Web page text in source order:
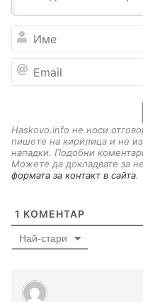
Haskovo.info не носи
пишете на кирилица и не
нападки. Подобни
Можете да докладвате за
формата за контакт в сайта.
1 КОМЕНТАР
Най-стари